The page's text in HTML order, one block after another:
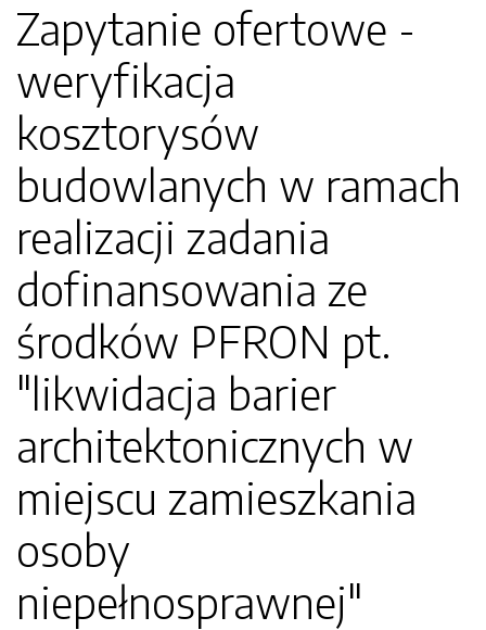
Zapytanie ofertowe -
weryfikacja
kosztorysów
budowlanych w ramach
realizacji zadania
dofinansowania ze
środków PFRON pt.
"likwidacja barier
architektonicznych w
miejscu zamieszkania
osoby
niepełnosprawnej"